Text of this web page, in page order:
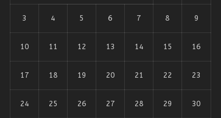
3 4 5 6 7 8 9
10 11 12 13 14 15 16
17 18 19 20 21 22 23
24 25 26 27 28 29 30